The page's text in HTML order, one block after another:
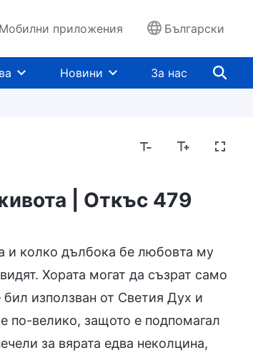
Мобилни приложения Български
Новини За нас
| Откъс 479
и колко дълбока бе любовта му
Хората могат да съзрат само
бил използван от Светия Дух и
по-велико, защото е подпомагал
за вярата едва неколцина,